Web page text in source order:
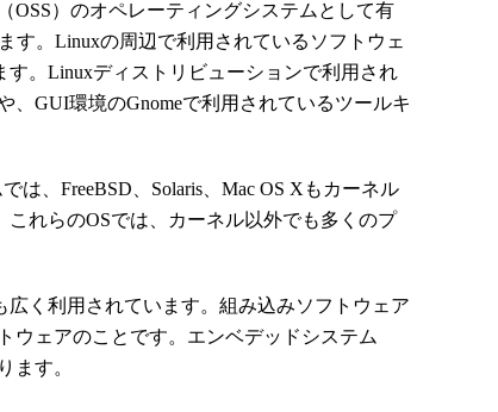
）のオペレーティングシステムとして有
す。Linuxの周辺で利用されているソフトウェ
。Linuxディストリビューションで利用され
、GUI環境のGnomeで利用されているツールキ
、FreeBSD、Solaris、Mac OS Xもカーネル
れらのOSでは、カーネル以外でも多くのプ
く利用されています。組み込みソフトウェア
ウェアのことです。エンベデッドシステム
ます。